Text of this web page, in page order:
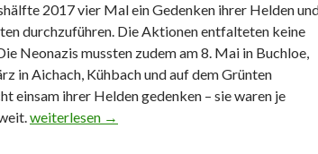
2017 vier Mal ein Gedenken ihrer Helden
durchzuführen. Die Aktionen entfalteten keine
Neonazis mussten zudem am 8. Mai in Buchloe,
in Aichach, Kühbach und auf dem Grünten
einsam ihrer Helden gedenken – sie waren je
Buchloe: Heldengedenken
weiterlesen →